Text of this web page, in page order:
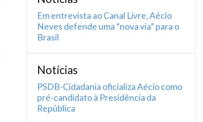
Em entrevista ao Canal Livre, Aécio
Neves defende uma “nova via” para o
Brasil
Notícias
PSDB-Cidadania oficializa Aécio como
pré-candidato à Presidência da
República